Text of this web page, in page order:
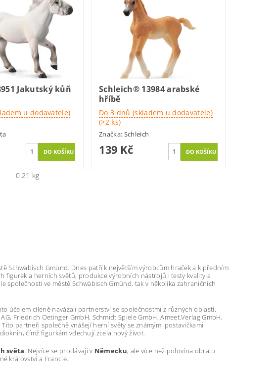
Jakutský kůň
u dodavatele)
Schleich® 13984 arabské
hříbě
Do 3 dnů (skladem u dodavatele)
(>2 ks)
Značka: Schleich
139 Kč
0.21 kg
Schwäbisch Gmünd. Dnes patří k největším výrobcům hraček a k předním
figurek a herních světů, produkce výrobních nástrojů i testy kvality a
společnosti ve městě Schwäbisch Gmünd, tak v několika zahraničních
účelem cíleně navázali partnerství se společnostmi z různých oblastí.
Friedrich Oetinger GmbH, Schmidt Spiele GmbH, Ameet.Verlag GmbH,
partneři společně vnášejí herní světy se známými postavičkami
čímž figurkám vdechují zcela nový život.
světa . Nejvíce se prodávají v Německu, ale více než polovina obratu
království a Francie.